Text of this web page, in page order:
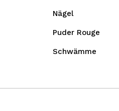
Nägel
Puder Rouge
Schwämme